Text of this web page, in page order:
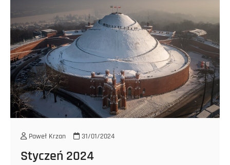
Paweł Krzan 31/01/2024
Styczeń 2024